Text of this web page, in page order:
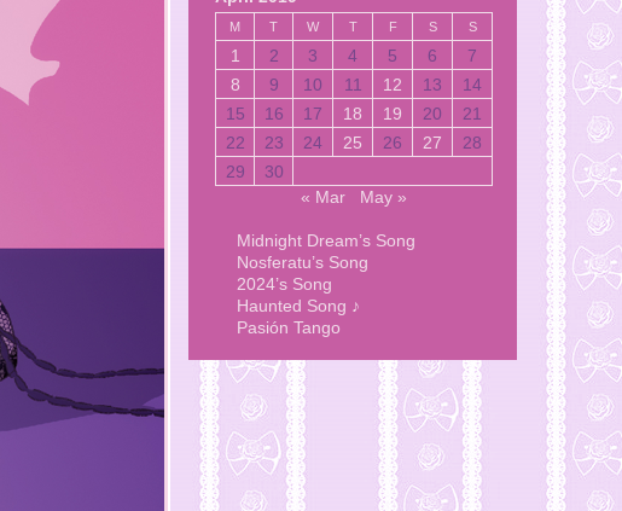
M T W T F S S
1 2 3 4 5 6
7
8
9 10 11 12 13
14
15
16 17 18 19 20
21
22
23 24 25 26 27
28
29
30
« Mar
May »
Midnight Dream’s Song
Nosferatu’s Song
2024’s Song
Haunted Song ♪
Pasión Tango